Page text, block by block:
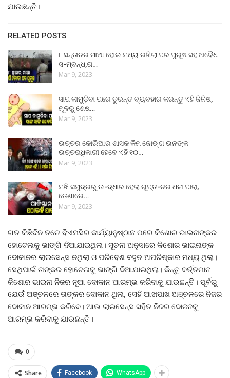
ଯାଉଛନ୍ତି।
RELATED POSTS
୮ ସନ୍ତାନର ମାଆ ହୋଇ ମଧ୍ୟ ରଖିଲା ପର ପୁରୁଷ ସହ ଅବୈଧ
ସ-ମ୍ବନ୍ଧ,ତା…
Mar 9, 2023
ସାପ କାମୁଡ଼ିବା ପରେ ତୁରନ୍ତ ବ୍ୟବହାର କରନ୍ତୁ ଏହି ଜିନିଷ,
ମୂଳରୁ ଶେଷ…
Mar 9, 2023
ଉତ୍ତର କୋରିଆର ଶାସକ କିମ ଜୋଙ୍ଗ ଉନଙ୍କ
ଉତ୍ତରାଧିକାରୀ ହେବେ ଏହି ୧୦…
Mar 9, 2023
ମଝି ସମୁଦ୍ରରୁ ଉ-ଦ୍ଧାର ହେଲା ଗୁପ୍ତ-ଚର ଧଳା ପାରା,
ଡେଣାରେ…
Mar 9, 2023
ଗତ କିଛିଦିନ ତଳେ ବିଏମସିର କାର୍ଯ୍ୟାନୁଷ୍ଠାନ ପରେ କିଶୋର ଭାଇନାଙ୍କର
ହୋଟେଲକୁ ଭାଙ୍ଗି ଦିଆଯାଇଥିଲା। ସୂଚନା ଅନୁସାରେ କିଶୋର ଭାଇନାଙ୍କ
ଦୋକାନର ଲାଇସେନ୍ସ ନଥିଲା ଓ ପରିବେଶ ବହୁତ ଅପରିଷ୍କାର ମଧ୍ୟ ଥିଲା।
ସେଥିପାଇଁ ତାଙ୍କର ହୋଟେଲକୁ ଭାଙ୍ଗି ଦିଆଯାଇଥିଲା। କିନ୍ତୁ ବର୍ତ୍ତମାନ
କିଶୋର ଭାଇନା ନିଜର ନୂଆ ଦୋକାନ ଆରମ୍ଭ କରିବାକୁ ଯାଉଛନ୍ତି। ପୂର୍ବରୁ
ଯେଉଁ ଅଞ୍ଚଳରେ ତାଙ୍କର ଦୋକାନ ଥିଲା, ସେହି ଆଖପାଖ ଅଞ୍ଚଳରେ ନିଜର
ଦୋକାନ ଆରମ୍ଭ କରିବେ। ଆଉ ଲାଇସେନ୍ସ ସହିତ ନିଜର ଦୋଜନକୁ
ଆରମ୍ଭ କରିବାକୁ ଯାଉଛନ୍ତି।
0
Share Facebook WhatsApp